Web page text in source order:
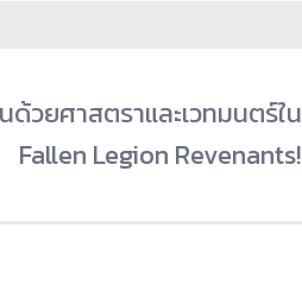
ด้วยศาสตราและเวทมนตร์ใน
Fallen Legion Revenants!